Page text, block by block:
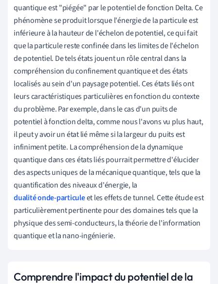
quantique est "piégée" par le potentiel de fonction Delta. Ce
phénomène se produit lorsque l'énergie de la particule est
inférieure à la hauteur de l'échelon de potentiel, ce qui fait
que la particule reste confinée dans les limites de l'échelon
de potentiel. De tels états jouent un rôle central dans la
compréhension du confinement quantique et des états
localisés au sein d'un paysage potentiel. Ces états liés ont
leurs caractéristiques particulières en fonction du contexte
du problème. Par exemple, dans le cas d'un puits de
potentiel à fonction delta, comme nous l'avons vu plus haut,
il peut y avoir un état lié même si la largeur du puits est
infiniment petite. La compréhension de la dynamique
quantique dans ces états liés pourrait permettre d'élucider
des aspects uniques de la mécanique quantique, tels que la
quantification des niveaux d'énergie, la
dualité onde-particuleet les effets de tunnel. Cette étude est
particulièrement pertinente pour des domaines tels que la
physique des semi-conducteurs, la théorie de l'information
quantique et la nano-ingénierie.
Comprendre l'impact du potentiel de la